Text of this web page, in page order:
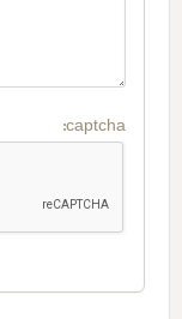
captcha: